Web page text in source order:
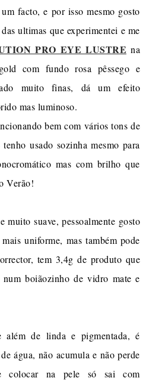
facto, e por isso mesmo gosto
ultimas que experimentei e me
PRO EYE LUSTRE na
com fundo rosa pêssego e
muito finas, dá um efeito
mas luminoso.
bem com vários tons de
usado sozinha mesmo para
mas com brilho que
Verão!
muito suave, pessoalmente gosto
uniforme, mas também pode
tem 3,4g de produto que
boiãozinho de vidro mate e
de linda e pigmentada, é
água, não acumula e não perde
colocar na pele só sai com